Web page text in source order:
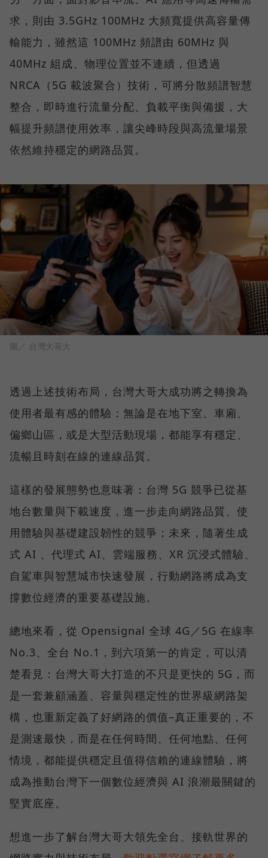
求，則由 3.5GHz 100MHz 大頻寬提供高容量傳
輸能力，雖然這 100MHz 頻譜由 60MHz 與
40MHz 組成、物理位置並不連續，但透過
NRCA（5G 載波聚合）技術，可將分散頻譜智慧
整合，即時進行流量分配、負載平衡與備援，大
幅提升頻譜使用效率，讓尖峰時段與高流量場景
依然維持穩定的網路品質。
圖／ 台灣大哥大
透過上述技術布局，台灣大哥大成功將之轉換為
使用者最有感的體驗：無論是在地下室、車廂、
偏鄉山區，或是大型活動現場，都能享有穩定、
流暢且時刻在線的連線品質。
這樣的發展態勢也意味著：台灣 5G 競爭已從基
地台數量與下載速度，進一步走向網路品質、使
用體驗與基礎建設韌性的競爭；未來，隨著生成
式 AI 、代理式 AI、雲端服務、XR 沉浸式體驗、
自駕車與智慧城市快速發展，行動網路將成為支
撐數位經濟的重要基礎設施。
總地來看，從 Opensignal 全球 4G／5G 在線率
No.3、全台 No.1，到六項第一的肯定，可以清
楚看見：台灣大哥大打造的不只是更快的 5G，而
是一套兼顧涵蓋、容量與穩定性的世界級網路架
構，也重新定義了好網路的價值–真正重要的，不
是測速最快，而是在任何時間、任何地點、任何
情境，都能提供穩定且值得信賴的連線體驗，將
成為推動台灣下一個數位經濟與 AI 浪潮最關鍵的
堅實底座。
想進一步了解台灣大哥大領先全台、接軌世界的